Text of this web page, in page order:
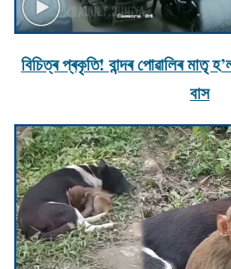
বিচিত্ৰ প্ৰকৃতি! বান্দৰ পোৱালিৰ মাতৃ
বাস